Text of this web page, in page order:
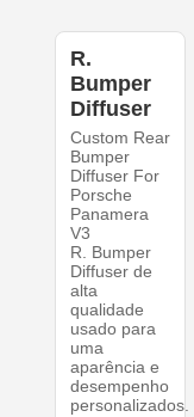
R.
Bumper
Diffuser
Custom Rear
Bumper
Diffuser For
Porsche
Panamera
V3
R. Bumper
Diffuser de
alta
qualidade
usado para
uma
aparência e
desempenho
personalizados.